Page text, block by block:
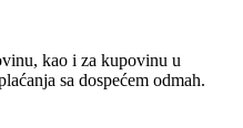
kao i za kupovinu u
sa dospećem odmah.